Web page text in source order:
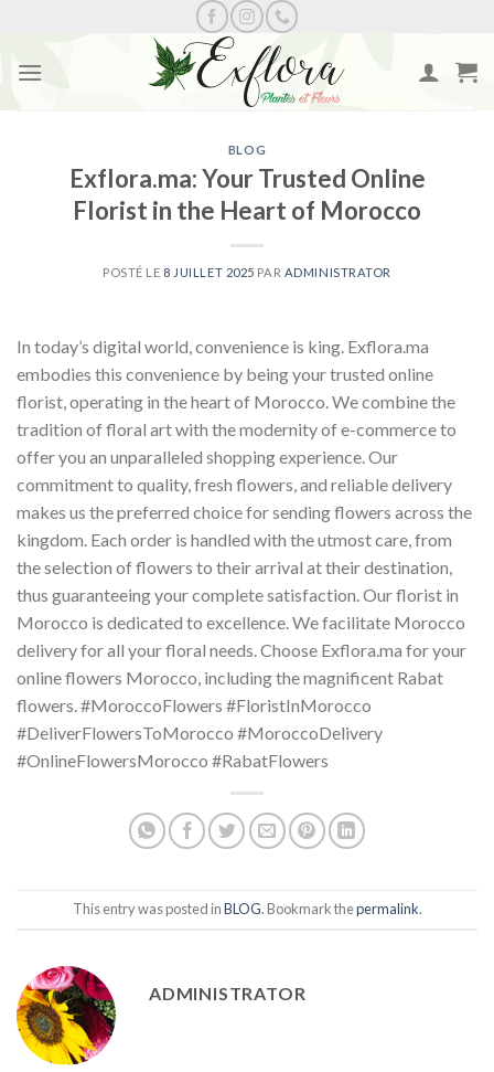
content
BLOG
Exflora.ma: Your Trusted Online
Florist in the Heart of Morocco
POSTÉ LE 8 JUILLET 2025 PAR ADMINISTRATOR
In today’s digital world, convenience is king. Exflora.ma
embodies this convenience by being your trusted online
florist, operating in the heart of Morocco. We combine the
tradition of floral art with the modernity of e-commerce to
offer you an unparalleled shopping experience. Our
commitment to quality, fresh flowers, and reliable delivery
makes us the preferred choice for sending flowers across the
kingdom. Each order is handled with the utmost care, from
the selection of flowers to their arrival at their destination,
thus guaranteeing your complete satisfaction. Our florist in
Morocco is dedicated to excellence. We facilitate Morocco
delivery for all your floral needs. Choose Exflora.ma for your
online flowers Morocco, including the magnificent Rabat
flowers. #MoroccoFlowers #FloristInMorocco
#DeliverFlowersToMorocco #MoroccoDelivery
#OnlineFlowersMorocco #RabatFlowers
This entry was posted inBLOG. Bookmark thepermalink.
ADMINISTRATOR